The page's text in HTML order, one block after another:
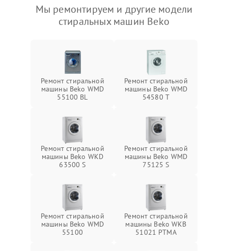
Мы ремонтируем и другие модели
стиральных машин Beko
Ремонт стиральной
машины Beko WMD
55100 BL
Ремонт стиральной
машины Beko WMD
54580 T
Ремонт стиральной
машины Beko WKD
63500 S
Ремонт стиральной
машины Beko WMD
75125 S
Ремонт стиральной
машины Beko WMD
55100
Ремонт стиральной
машины Beko WKB
51021 PTМА